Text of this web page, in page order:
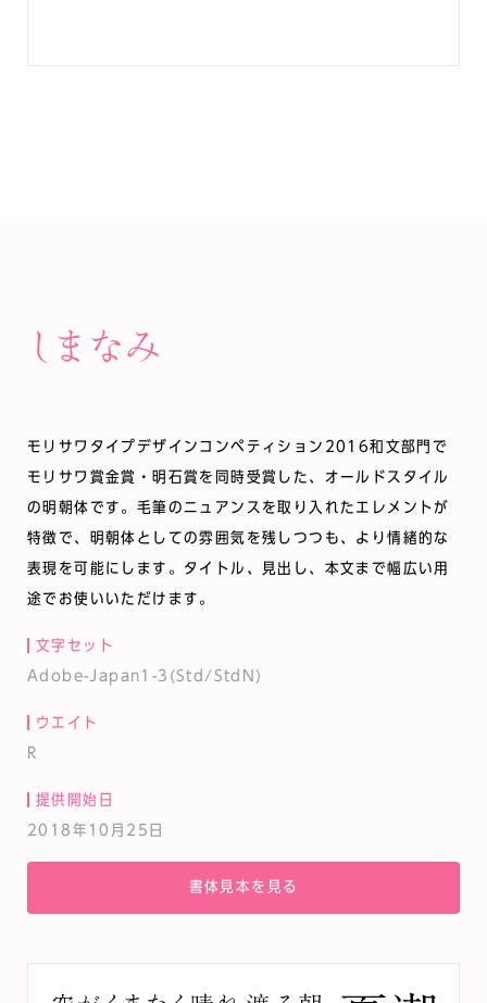
モリサワタイプデザインコンペティション2016和文部門で
モリサワ賞金賞・明石賞を同時受賞した、オールドスタイル
の明朝体です。毛筆のニュアンスを取り入れたエレメントが
特徴で、明朝体としての雰囲気を残しつつも、より情緒的な
表現を可能にします。タイトル、見出し、本文まで幅広い用
途でお使いいただけます。
文字セット
Adobe-Japan1-3(Std/StdN)
ウエイト
R
提供開始日
2018年10月25日
書体見本を見る